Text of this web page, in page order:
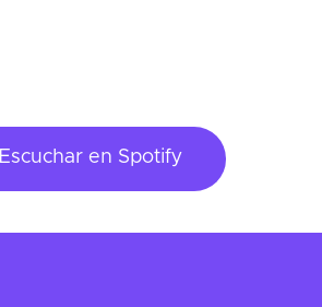
Escuchar en Spotify